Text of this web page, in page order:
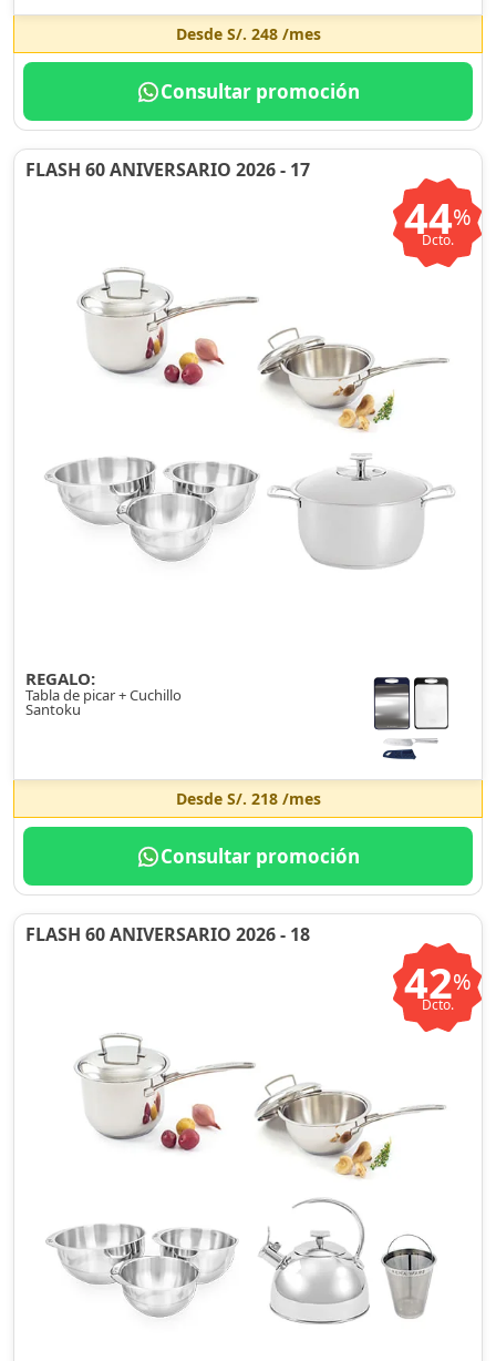
Desde S/. 248/mes
Consultar promoción
FLASH 60 ANIVERSARIO 2026 - 17
44%
Dcto.
REGALO:
Tabla de picar + Cuchillo
Santoku
Desde S/. 218/mes
Consultar promoción
FLASH 60 ANIVERSARIO 2026 - 18
42%
Dcto.